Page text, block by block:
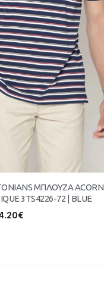
ΜΠΛΟΥΖΑ ACORN
3TS4226-72 | BLUE
€